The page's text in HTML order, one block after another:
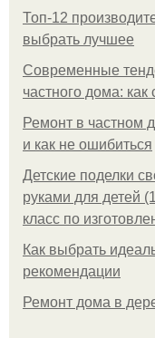
Топ-12
выбрать лучшее
Современные
частного дома: как
Ремонт в частном
и как не ошибиться
Детские поделки
руками для детей
класс по
Как выбрать
рекомендации
Ремонт дома в